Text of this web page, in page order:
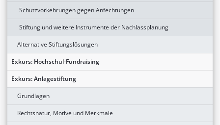
Schutzvorkehrungen gegen Anfechtungen
Stiftung und weitere Instrumente der Nachlassplanung
Alternative Stiftungslösungen
Exkurs: Hochschul-Fundraising
Exkurs: Anlagestiftung
Grundlagen
Rechtsnatur, Motive und Merkmale